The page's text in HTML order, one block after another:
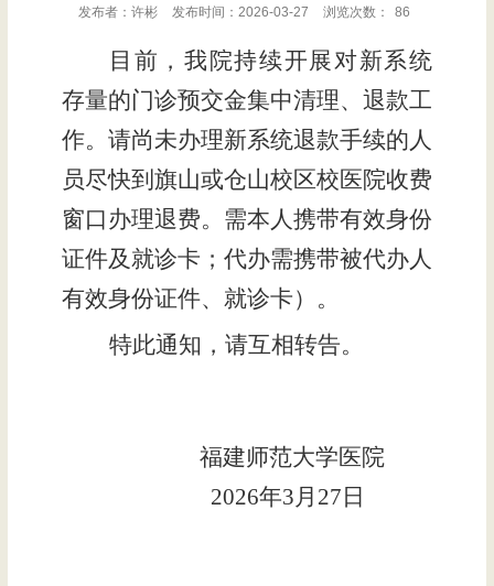
发布者：许彬 发布时间：2026-03-27 浏览次数： 86
目前，我院持续开展对新系统
存量的门诊预交金集中清理、退款工
作。请尚未办理新系统退款手续的人
员尽快到旗山或仓山校区校医院收费
窗口办理退费。需本人携带有效身份
证件及就诊卡；代办需携带被代办人
有效身份证件、就诊卡）。
特此通知，请互相转告。
福建师范大学医院
2026年3月 27 日